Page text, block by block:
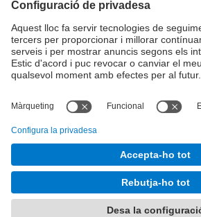
© UPCGabinet de Relacions Institucionals i
Internacionalització. Universitat-Empresa
Desenvolupat amb